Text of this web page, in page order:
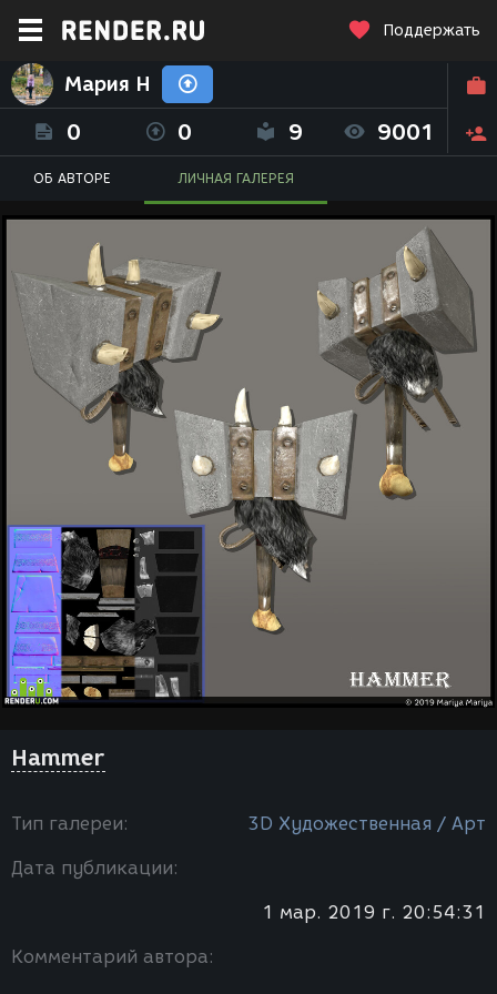
Поддержать
Мария Н
0 0 9 9001
ОБ АВТОРЕ ЛИЧНАЯ ГАЛЕРЕЯ
Hammer
Тип галереи: 3D Художественная / Арт
Дата публикации:
1 мар. 2019 г. 20:54:31
Комментарий автора: